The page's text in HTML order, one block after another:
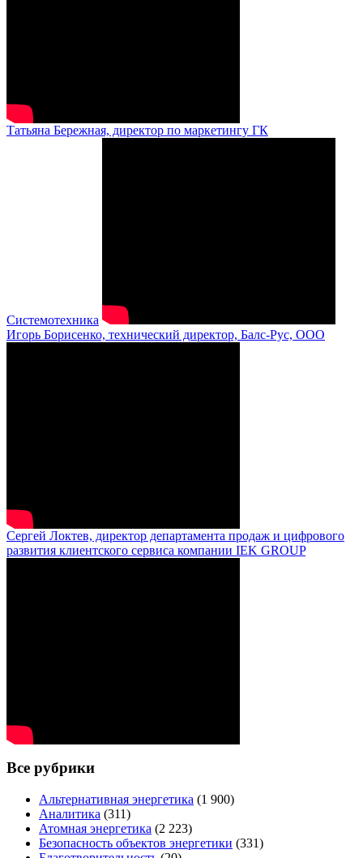
Татьяна Бережная, директор по маркетингу ГК
Системотехника
Игорь Борисенко, технический директор, Балс-Рус, ООО
Сергей Локтев, директор департамента продаж и цифрового
развития клиентского сервиса компании IEK GROUP
Все рубрики
Альтернативная энергетика (1 900)
Аналитика (311)
Атомная энергетика (2 223)
Безопасность объектов энергетики (331)